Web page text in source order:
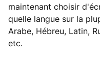
maintenant choisir
quelle langue sur la
Arabe, Hébreu, Latin,
etc.